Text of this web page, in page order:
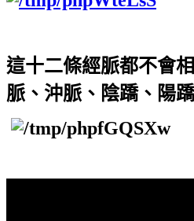
這十二條經脈都不會
脈、沖脈、陰蹻、陽